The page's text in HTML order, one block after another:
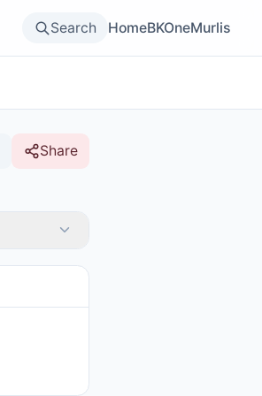
Search HomeBKOneMurlis
Share